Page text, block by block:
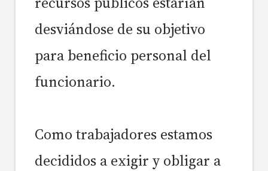
desviándose de su objetivo
para beneficio personal del
funcionario.
Como trabajadores estamos
decididos a exigir y obligar a